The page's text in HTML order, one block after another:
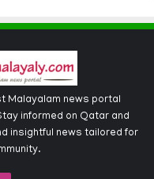
Malayalam news portal
informed on Qatar and
insightful news tailored for